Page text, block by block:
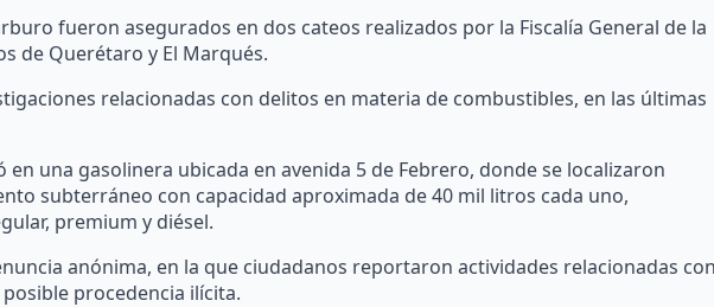
fueron asegurados en dos cateos realizados por la Fiscalía General de la
de Querétaro y El Marqués.
relacionadas con delitos en materia de combustibles, en las últimas
una gasolinera ubicada en avenida 5 de Febrero, donde se localizaron
subterráneo con capacidad aproximada de 40 mil litros cada uno,
premium y diésel.
anónima, en la que ciudadanos reportaron actividades relacionadas
procedencia ilícita.